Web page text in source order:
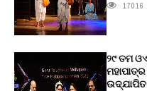
17016
୨୯ ତମ
ଉଦ୍‍ଯାପିତ